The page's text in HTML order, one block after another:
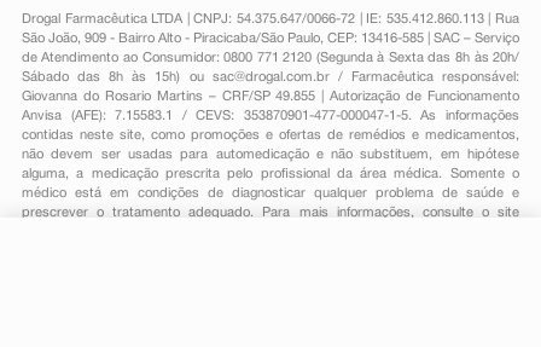
Drogal Farmacêutica LTDA | CNPJ: 54.375.647/0066-72 | IE: 535.412.860.113 | Rua
São João, 909 - Bairro Alto - Piracicaba/São Paulo, CEP: 13416-585 | SAC – Serviço
de Atendimento ao Consumidor: 0800 771 2120 (Segunda à Sexta das 8h às 20h/
Sábado das 8h às 15h) ou sac@drogal.com.br/ Farmacêutica responsável:
Giovanna do Rosario Martins – CRF/SP 49.855 | Autorização de Funcionamento
Anvisa (AFE): 7.15583.1 / CEVS: 353870901-477-000047-1-5. As informações
contidas neste site, como promoções e ofertas de remédios e medicamentos,
não devem ser usadas para automedicação e não substituem, em hipótese
alguma, a medicação prescrita pelo profissional da área médica. Somente o
médico está em condições de diagnosticar qualquer problema de saúde e
prescrever o tratamento adequado. Para mais informações, consulte o site